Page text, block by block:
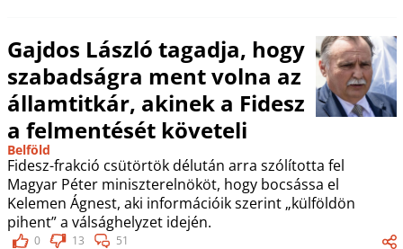
Gajdos László tagadja, hogy
szabadságra ment volna az
államtitkár, akinek a Fidesz
a felmentését követeli
Belföld
Fidesz-frakció csütörtök délután arra szólította fel
Magyar Péter miniszterelnököt, hogy bocsássa el
Kelemen Ágnest, aki információik szerint „külföldön
pihent” a válsághelyzet idején.
0 13 51